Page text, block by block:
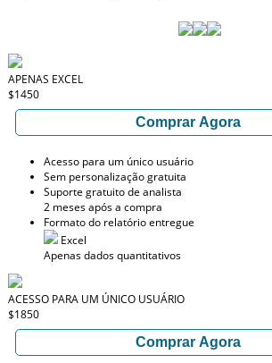
APENAS EXCEL
$1450
Comprar Agora
Acesso para um único usuário
Sem personalização gratuita
Suporte gratuito de analista
2 meses após a compra
Formato do relatório entregue
Excel
Apenas dados quantitativos
ACESSO PARA UM ÚNICO USUÁRIO
$1850
Comprar Agora